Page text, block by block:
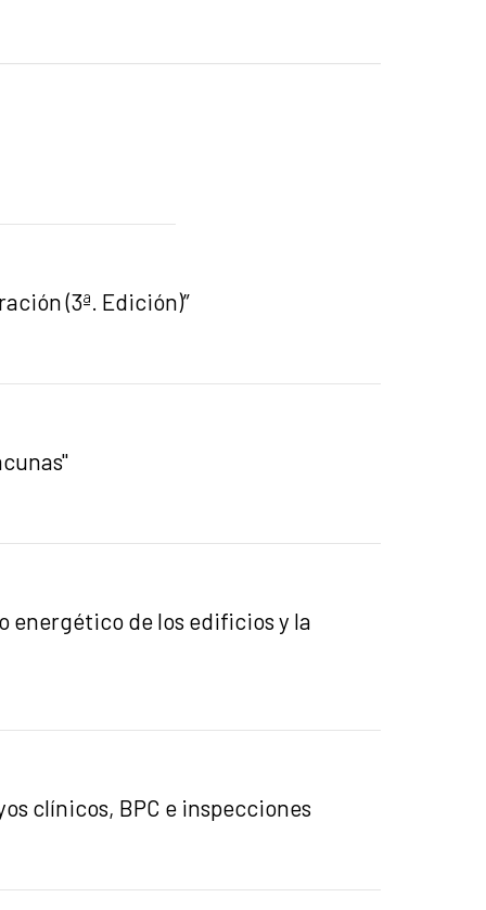
(3ª. Edición)”
energético de los edificios y la
clínicos, BPC e inspecciones